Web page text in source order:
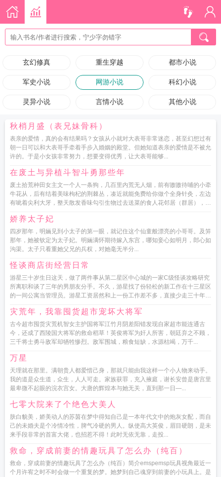
玄幻修真 重生穿越 都市小说
军史小说 网游小说 科幻小说
灵异小说 言情小说 其他小说
秋梢月盛（表兄妹骨科）
表亲的爱情，真的会有结果吗？女孩从小就对大表哥非常迷恋，甚至幻想过有
朝一日可以和大表哥手牵着手步入婚姻的殿堂。但她知道表亲的爱情是不被允
许的。于是小女孩非常努力，想要变得优秀，让大表哥能够...
在废土与异植斗智斗勇那些年
废土拾荒种田女主文一个人一条狗，几百里内荒无人烟，前有嗷嗷待哺的小牵
牛花从，后有结着美味枸杞的荆棘丛，凑近就能免费给你做个全身针灸，左边
有呲着尖利大牙，整天散发香味勾引生物过去送菜的食人花邻居（群居），右
娇养太子妃
四岁那年，明婳见到小太子的第一眼，就记住这个仙童般漂亮的小哥哥。及笄
那年，她被钦定为太子妃。明婳满怀期待嫁入东宫，哪知妾心如明月，郎心如
沟渠。太子只看重她父兄的兵权，对她毫无半分...
怪谈商店街经营日常
游星三十岁生日这天，做了两件事从第二星区中心城的一家C级怪谈攻略研究
所离职和谈了三年的男朋友分手。不久，游星找了份轻松的新工作在十三星区
的一间公寓当管理员。游星工资居然和上一份工作差不多，直接少走三十年
灾荒年，我靠囤货超市宠坏大将军
古今超市囤货灾荒机智女主护国将军江竹月阴差阳错发现自家超市能连通古
今，还成了西陵国大将军的救命稻草！英俊将军为奸人所害，朝廷弃之不顾，
三千将士勇斗敌军却牺牲惨烈。敌军围城，粮食短缺，水源枯竭，万千...
万星
天理就在那里。满朝贵人都爱惜己身，那就只能由我这样一个小人物来动手。
我的道是众生道，众生，人人可走。家族获罪，充入掖庭，谢长安曾是唐宫里
最卑微不起眼的浣衣宫女。大唐的辉煌本与她无关，直到那一日—...
七零大院来了个绝色大美人
肤白貌美，娇美动人的苏茵在梦中得知自己是一本年代文中的炮灰女配，而自
己的未婚夫是个冷情冷性，脾气冷硬的男人。纵使高大英俊，眉目硬朗，是未
来手段非常的首富大佬，也招惹不得！此时无依无靠，走投...
救命，穿成前妻的情趣玩具了怎么办（纯百）
救命，穿成前妻的情趣玩具了怎么办（纯百）简介emspemsp玩具视角最近一
个月许宥之时不时会做一个重复的梦。她梦到自己魂穿到前妻的小玩具上。是